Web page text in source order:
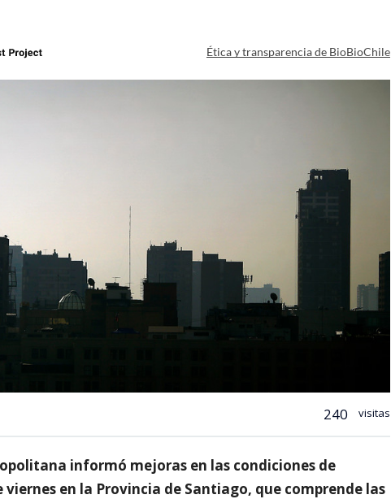
Ética y transparencia de BioBioChile
240 visitas
informó mejoras en las condiciones de
en la Provincia de Santiago, que comprende las